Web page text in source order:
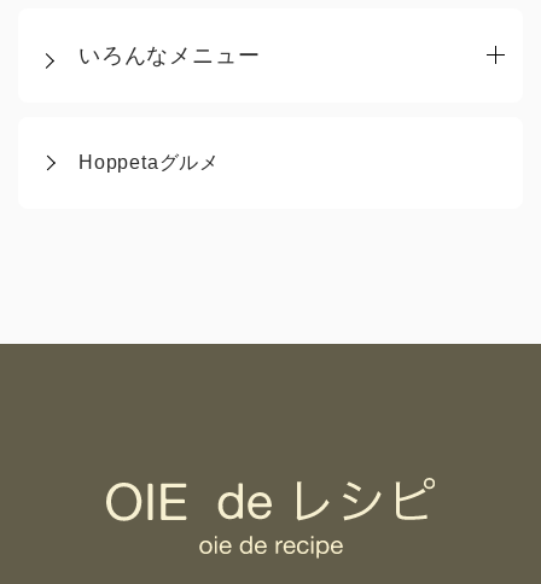
いろんなメニュー
Hoppetaグルメ